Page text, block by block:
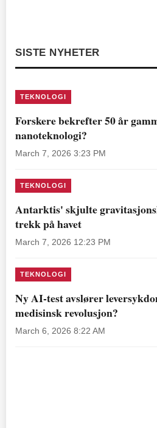
SISTE NYHETER
TEKNOLOGI
Forskere bekrefter 50 år
nanoteknologi?
March 7, 2026 3:23 PM
TEKNOLOGI
Antarktis' skjulte
trekk på havet
March 7, 2026 12:23 PM
TEKNOLOGI
Ny AI-test avslører
medisinsk revolusjon?
March 6, 2026 8:22 AM